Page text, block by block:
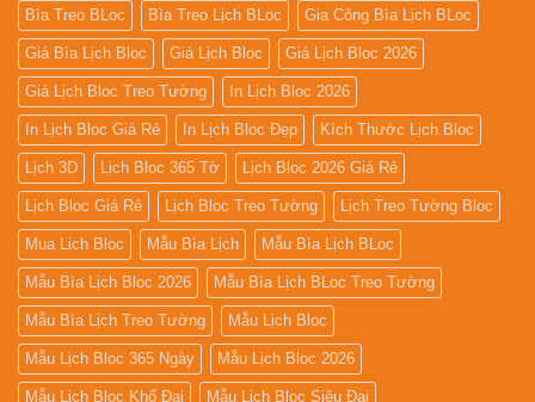
Bìa Treo BLoc Bìa Treo Lịch BLoc Gia Công Bìa Lịch BLoc
Giá Bìa Lịch Bloc Giá Lịch Bloc Giá Lịch Bloc 2026
Giá Lịch Bloc Treo Tường In Lịch Bloc 2026
In Lịch Bloc Giá Rẻ In Lịch Bloc Đẹp Kích Thước Lịch Bloc
Lịch 3D Lịch Bloc 365 Tờ Lịch Bloc 2026 Giá Rẻ
Lịch Bloc Giá Rẻ Lịch Bloc Treo Tường Lịch Treo Tường Bloc
Mua Lich Bloc Mẫu Bìa Lịch Mẫu Bìa Lịch BLoc
Mẫu Bìa Lịch Bloc 2026 Mẫu Bìa Lịch BLoc Treo Tường
Mẫu Bìa Lịch Treo Tường Mẫu Lịch Bloc
Mẫu Lịch Bloc 365 Ngày Mẫu Lịch Bloc 2026
Mẫu Lịch Bloc Khổ Đại Mẫu Lịch Bloc Siêu Đại